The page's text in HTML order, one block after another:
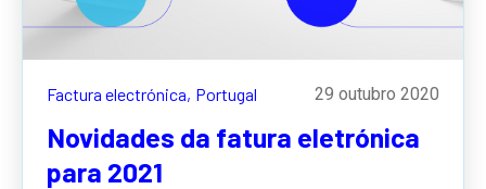
Factura electrónica, Portugal 29 outubro 2020
Novidades da fatura eletrónica
para 2021